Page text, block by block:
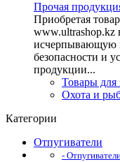
Прочая
Приобретая
www.ultrashop.kz
исчерпывающую
безопасности и
продукции...
Товары для
Охота и
Категории
Отпугиватели
-